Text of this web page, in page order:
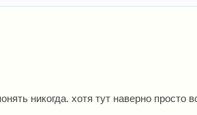
никогда. хотя тут наверно просто